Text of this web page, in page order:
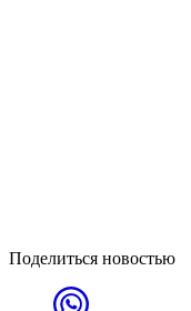
Поделиться новостью